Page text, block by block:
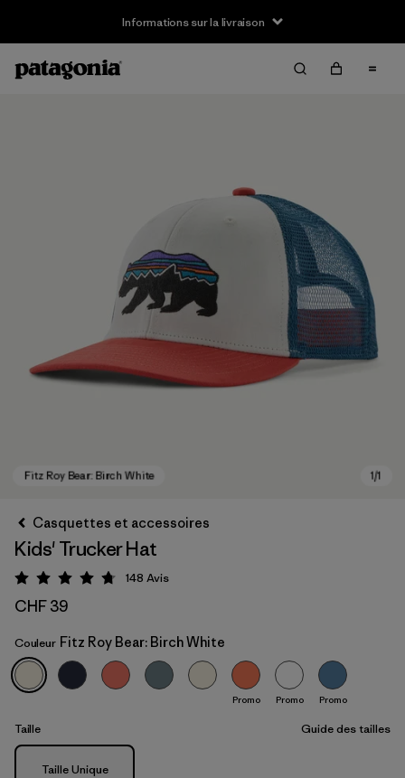
Informations sur la livraison
Fitz Roy Bear: Birch White
Casquettes et accessoires
Kids' Trucker Hat
Évaluation: 4.7 / 5
148 Avis
CHF 39
Couleur Fitz Roy Bear: Birch White
Promo Promo Promo
Taille Guide des tailles
Taille
Taille Unique